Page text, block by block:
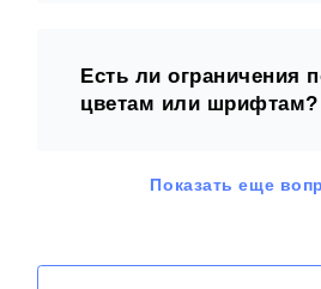
Есть ли ограничения
цветам или шрифтам?
Показать еще